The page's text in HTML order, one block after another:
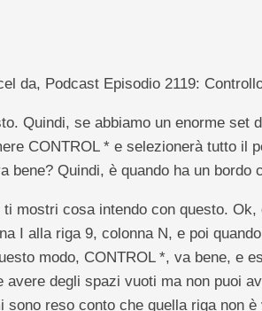
da, Podcast Episodio 2119:
Quindi, se abbiamo un enorme set
CONTROL * e selezionerà tutto il
bene? Quindi, è quando ha un bordo
ti mostri cosa intendo con questo.
I alla riga 9, colonna N, e poi
modo, CONTROL *, va bene, e
avere degli spazi vuoti ma non puoi
sono reso conto che quella riga non